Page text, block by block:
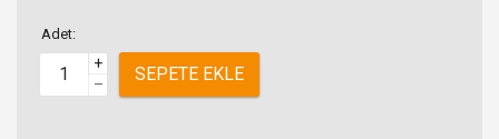
Adet:
+
–
SEPETE EKLE